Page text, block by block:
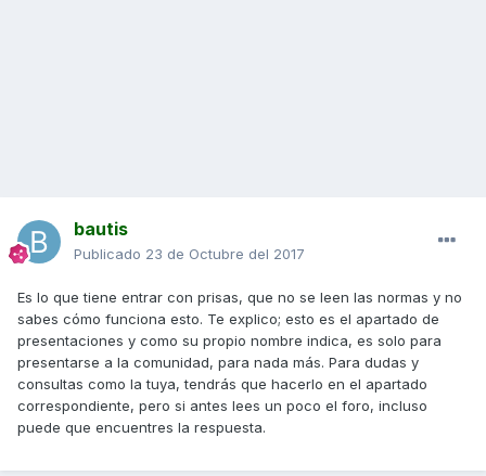
bautis
Publicado 23 de Octubre del 2017
Es lo que tiene entrar con prisas, que no se leen las normas y no
sabes cómo funciona esto. Te explico; esto es el apartado de
presentaciones y como su propio nombre indica, es solo para
presentarse a la comunidad, para nada más. Para dudas y
consultas como la tuya, tendrás que hacerlo en el apartado
correspondiente, pero si antes lees un poco el foro, incluso
puede que encuentres la respuesta.